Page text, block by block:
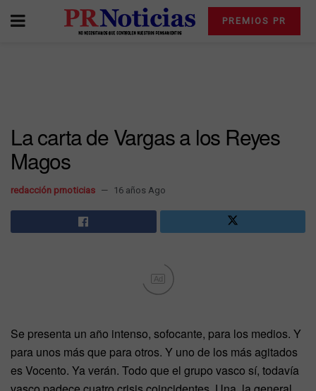
PREMIOS PR
La carta de Vargas a los Reyes
Magos
redacción prnoticias 16 años Ago
Ad
Se presenta un año intenso, sofocante, para los medios. Y
para unos más que para otros. Y uno de los más agitados
es Vocento. Ya verán. Todo que el grupo vasco sí, todavía